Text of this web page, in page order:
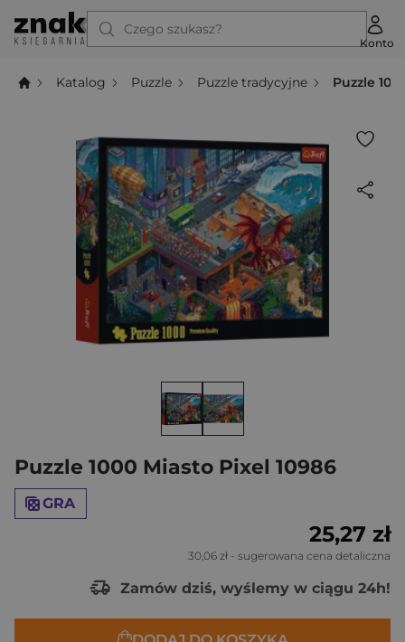
Czego szukasz?
Konto
Katalog Puzzle Puzzle tradycyjne Puzzle
Puzzle 1000 Miasto Pixel 10986
GRA
25,27 zł
30,06 zł - sugerowana cena detaliczna
Zamów dziś, wyślemy w ciągu 24h!